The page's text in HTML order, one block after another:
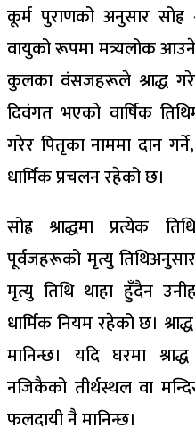
कूर्म पुराणको अनुसार
वायुको रूपमा मत्र्यलोक
कुलका वंसजहरूले श्राद्ध
दिवंगत भएको वार्षिक
गरेर पितृका नाममा दान
धार्मिक प्रचलन रहेको छ।
सोह्र श्राद्धमा प्रत्येक
पूर्वजहरूको मृत्यु
मृत्यु तिथि थाहा हुँदैन
धार्मिक नियम रहेको छ।
मानिन्छ। यदि घरमा
नजिकैको तीर्थस्थल वा
फलदायी नै मानिन्छ।